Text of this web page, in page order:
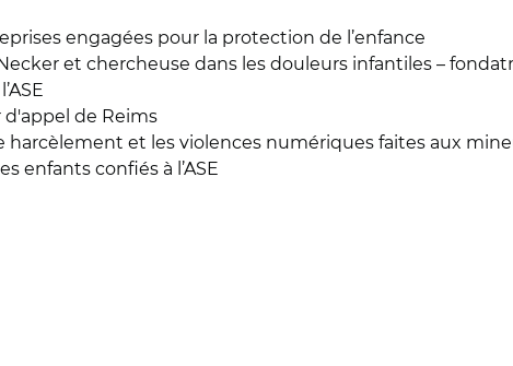
engagées pour la protection de l’enfance
et chercheuse dans les douleurs infantiles –
d'appel de Reims
harcèlement et les violences numériques faites aux
enfants confiés à l’ASE